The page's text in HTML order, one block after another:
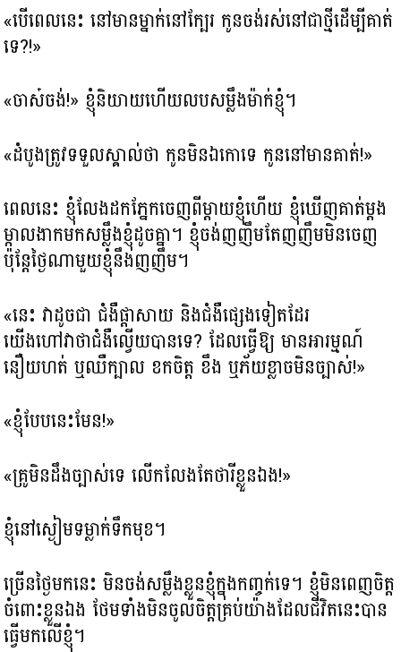
«បើពេលនេះ នៅមានម្នាក់នៅក្បែរ កូនចង់រស់នៅជាថ្មីដើម្បីគាត់
ទេ?!»
«ចាស៎ចង់!» ខ្ញុំនិយាយហើយលបសម្លឹងម៉ាក់ខ្ញុំ។
«ដំបូងត្រូវ​ទទួលស្គាល់ថា កូនមិនឯកោទេ កូននៅមានគាត់!»
ពេលនេះ ខ្ញុំលែងដកភ្នែកចេញពីម្តាយខ្ញុំហើយ ខ្ញុំឃើញ​គាត់ម្តង
ម្កាលងាកមកសម្លឹងខ្ញុំដូចគ្នា។ ខ្ញុំចង់ញញឹម​តែញញឹម​មិនចេញ
ប៉ុន្តែថ្ងៃណាមួយខ្ញុំនឹងញញឹម​។
«នេះ វាដូចជា ជំងឺ​ផ្ដាសាយ និង​ជំងឺ​ផ្សេង​ទៀតដែរ
យើងហៅវាថា​ជំងឺល្វើយបានទេ? ដែល​​ធ្វើ​ឱ្យ ​មាន​អារម្មណ៍​
នឿយ​ហត់ ឬ​ឈឺក្បាល ខកចិត្ត ខឹង ឬភ័យខ្លាចមិនច្បាស់!»
«ខ្ញុំបែបនេះមែន!»
«គ្រូមិនដឹងច្បាស់ទេ លើកលែងតែថារីខ្លួនឯង!»
ខ្ញុំនៅស្ងៀមទម្លាក់ទឹកមុខ​។
ច្រើនថ្ងៃមកនេះ មិនចង់សម្លឹងខ្លួនខ្ញុំក្នុងកញ្ចក់ទេ។ ខ្ញុំមិនពេញចិត្ត​
ចំពោះខ្លួនឯង ថែមទាំងមិនចូលចិត្ត​គ្រប់យ៉ាងដែលជីវិតនេះបាន
ធ្វើមកលើខ្ញុំ។